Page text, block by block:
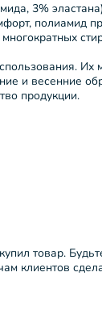
3%
полиамид
и весенние
продукции.
товар.
клиентов